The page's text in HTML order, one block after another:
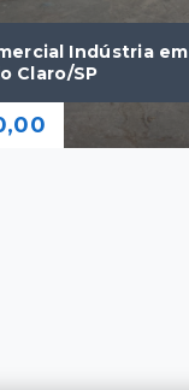
Indústria em
Claro/SP